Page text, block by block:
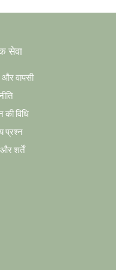
सेवा
और वापसी
की विधि
प्रश्न
शर्तें